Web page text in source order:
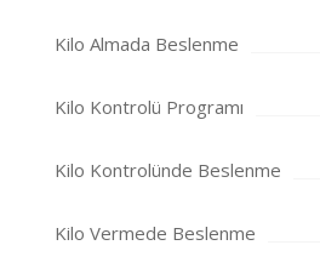
Kilo Almada Beslenme
Kilo Kontrolü Programı
Kilo Kontrolünde Beslenme
Kilo Vermede Beslenme